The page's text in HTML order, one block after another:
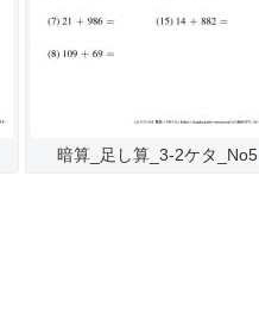
暗算_足し算_3-2ケタ_No5